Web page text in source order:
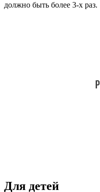
должно быть более 3-х раз.
Для детей